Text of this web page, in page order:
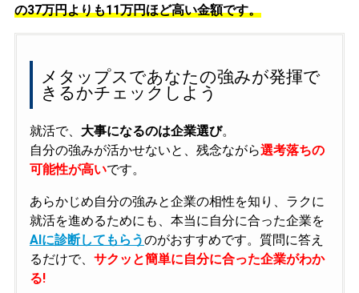
の37万円よりも11万円ほど高い金額です。
メタップスであなたの強みが発揮で
きるかチェックしよう
就活で、 大事になるのは企業選び。
自分の強みが活かせないと、残念ながら選考落ちの
可能性が高いです。
あらかじめ自分の強みと企業の相性を知り、ラクに
就活を進めるためにも、本当に自分に合った企業を
AIに診断してもらうのがおすすめです。質問に答え
るだけで、 サクッと簡単に自分に合った企業がわか
る!